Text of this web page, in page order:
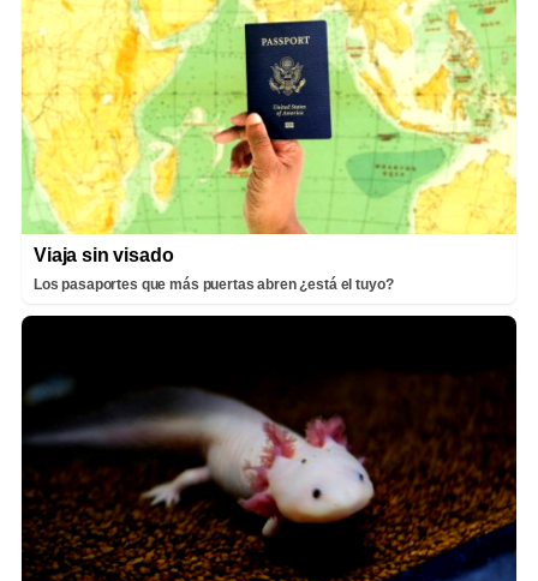
Viaja sin visado
Los pasaportes que más puertas abren ¿está el tuyo?